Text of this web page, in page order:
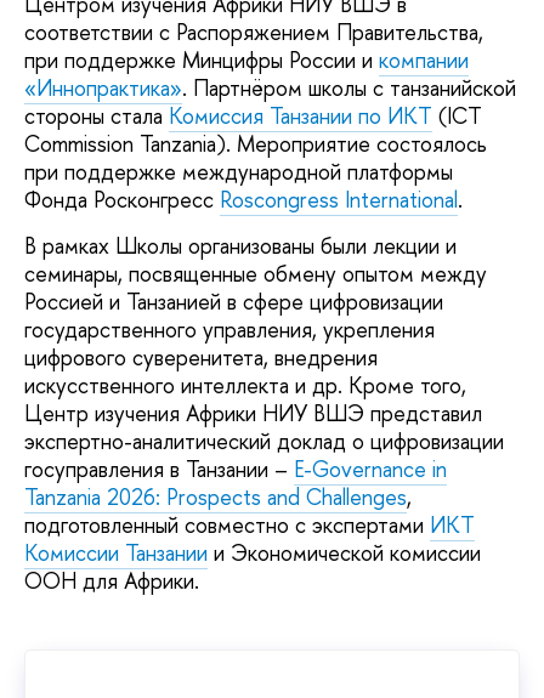
соответствии с Распоряжением Правительства,
при поддержке Минцифры России и компании
«Иннопрактика». Партнёром школы с танзанийской
стороны стала Комиссия Танзании по ИКТ (ICT
Commission Tanzania). Мероприятие состоялось
при поддержке международной платформы
Фонда Росконгресс Roscongress International.
В рамках Школы организованы были лекции и
семинары, посвященные обмену опытом между
Россией и Танзанией в сфере цифровизации
государственного управления, укрепления
цифрового суверенитета, внедрения
искусственного интеллекта и др. Кроме того,
Центр изучения Африки НИУ ВШЭ представил
экспертно-аналитический доклад о цифровизации
госуправления в Танзании – E-Governance in
Tanzania 2026: Prospects and Challenges,
подготовленный совместно с экспертами ИКТ
Комиссии Танзании и Экономической комиссии
ООН для Африки.